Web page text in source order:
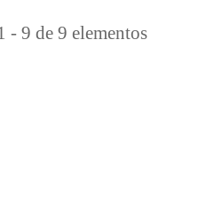
- 9 de 9 elementos